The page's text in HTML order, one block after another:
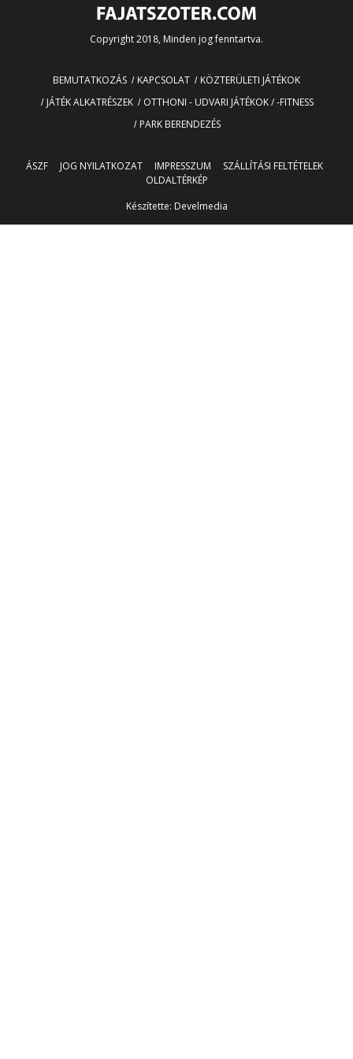
Copyright 2018, Minden jog fenntartva.
BEMUTATKOZÁS KAPCSOLAT
KÖZTERÜLETI JÁTÉKOK
JÁTÉK ALKATRÉSZEK
OTTHONI - UDVARI JÁTÉKOK / -FITNESS
PARK BERENDEZÉS
ÁSZF JOG NYILATKOZAT IMPRESSZUM
SZÁLLÍTÁSI FELTÉTELEK
OLDALTÉRKÉP
Készítette: Develmedia